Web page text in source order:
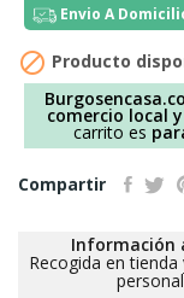
Envio A
 Producto
comercio local
carrito es
Compartir
Información
Recogida en